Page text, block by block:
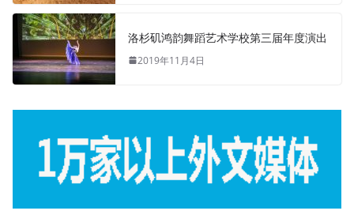
洛杉矶鸿韵舞蹈艺术学校第三届年度演出
2019年11月4日